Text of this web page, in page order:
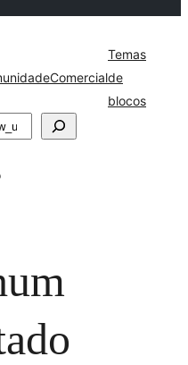
Comercial
Temas
de
blocos